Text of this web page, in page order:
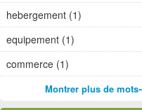
hebergement (1)
equipement (1)
commerce (1)
Montrer plus de